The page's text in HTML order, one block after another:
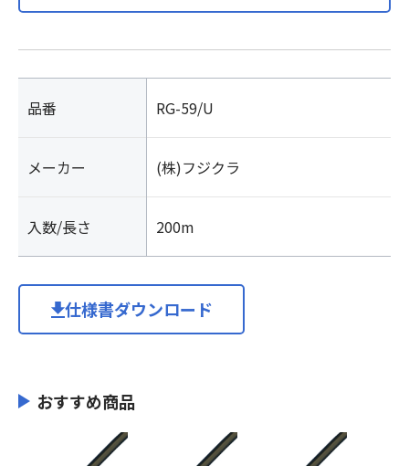
品番 RG-59/U
メーカー (株)フジクラ
入数/長さ 200m
仕様書ダウンロード
おすすめ商品